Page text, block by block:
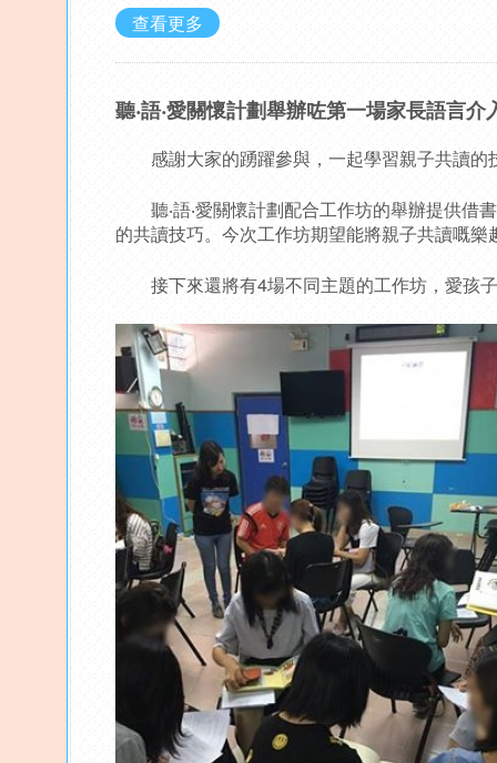
查看更多
聽‧語‧愛關懷計劃舉辦咗第一場家長語言
感謝大家的踴躍參與，一起學習親子共讀的
聽‧語‧愛關懷計劃配合工作坊的舉辦提供借
的共讀技巧。今次工作坊期望能將親子共讀嘅
接下來還將有4場不同主題的工作坊，愛孩